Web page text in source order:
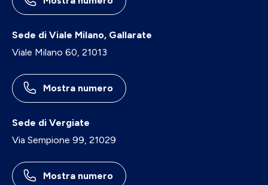
Sede di Viale Milano, Gallarate
Viale Milano 60, 21013
Mostra numero
Sede di Vergiate
Via Sempione 99, 21029
Mostra numero